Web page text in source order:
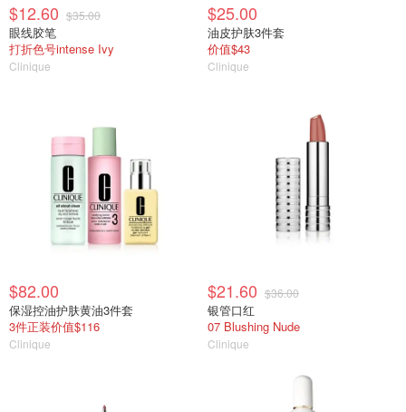
$12.60 $35.00
眼线胶笔
打折色号intense Ivy
Clinique
$25.00
油皮护肤3件套
价值$43
Clinique
$82.00
保湿控油护肤黄油3件套
3件正装价值$116
Clinique
$21.60 $36.00
银管口红
07 Blushing Nude
Clinique